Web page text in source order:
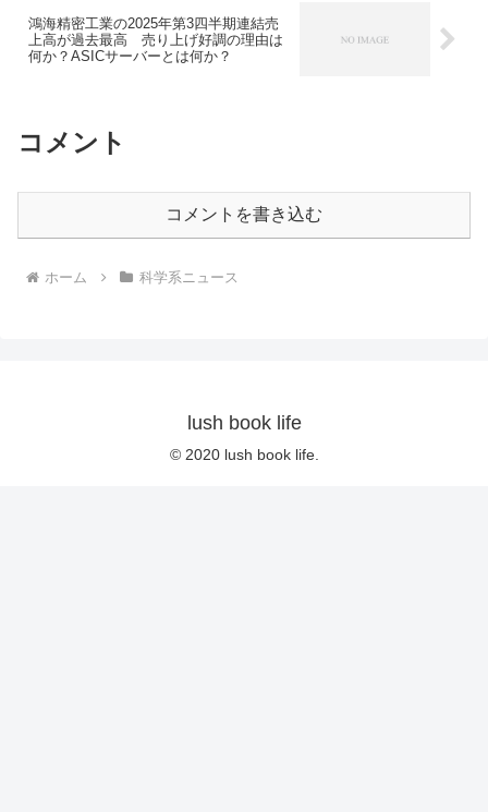
鴻海精密工業の2025年第3四半期連結売
上高が過去最高 売り上げ好調の理由は
何か？ASICサーバーとは何か？
コメント
コメントを書き込む
ホーム 科学系ニュース
lush book life
© 2020 lush book life.